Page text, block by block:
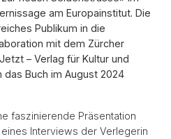
am Europainstitut. Die
Publikum in die
mit dem Zürcher
– Verlag für Kultur und
Buch im August 2024
faszinierende Präsentation
Interviews der Verlegerin